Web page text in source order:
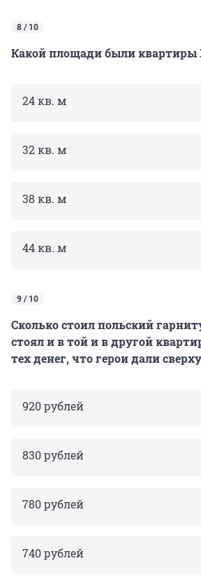
8 / 10
Какой площади были
24 кв. м
32 кв. м
38 кв. м
44 кв. м
9 / 10
Сколько стоил польский
стоял и в той и в другой
тех денег, что герои дали
920 рублей
830 рублей
780 рублей
740 рублей